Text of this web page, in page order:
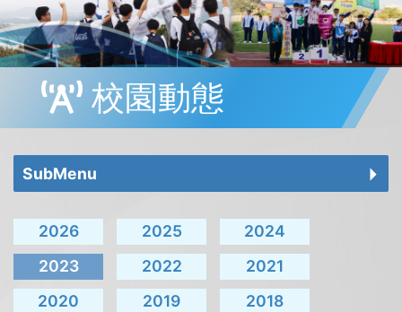
校園動態
SubMenu
2026 2025
2024
2023
2022
2021
2020
2019 2018